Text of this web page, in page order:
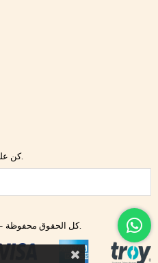
كن على اطلاع على حملاتنا وخصوماتنا.
© 2023 yusemtesettur.com - كل الحقوق محفوظة.